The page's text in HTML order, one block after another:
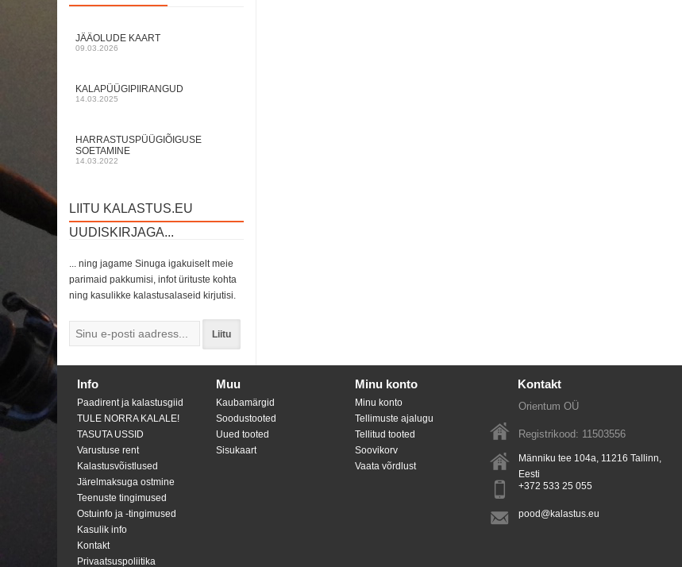
JÄÄOLUDE KAART
09.03.2026
KALAPÜÜGIPIIRANGUD
14.03.2025
HARRASTUSPÜÜGIÕIGUSE
SOETAMINE
14.03.2022
LIITU KALASTUS.EU
UUDISKIRJAGA...
... ning jagame Sinuga igakuiselt meie
parimaid pakkumisi, infot ürituste kohta
ning kasulikke kalastusalaseid kirjutisi.
Liitu
Info
Paadirent ja kalastusgiid
TULE NORRA KALALE!
TASUTA USSID
Varustuse rent
Kalastusvõistlused
Järelmaksuga ostmine
Teenuste tingimused
Ostuinfo ja -tingimused
Kasulik info
Kontakt
Privaatsuspoliitika
Muu
Kaubamärgid
Soodustooted
Uued tooted
Sisukaart
Minu konto
Minu konto
Tellimuste ajalugu
Tellitud tooted
Soovikorv
Vaata võrdlust
Kontakt
Orientum OÜ
Registrikood: 11503556
Männiku tee 104a, 11216 Tallinn,
Eesti
+372 533 25 055
pood@kalastus.eu